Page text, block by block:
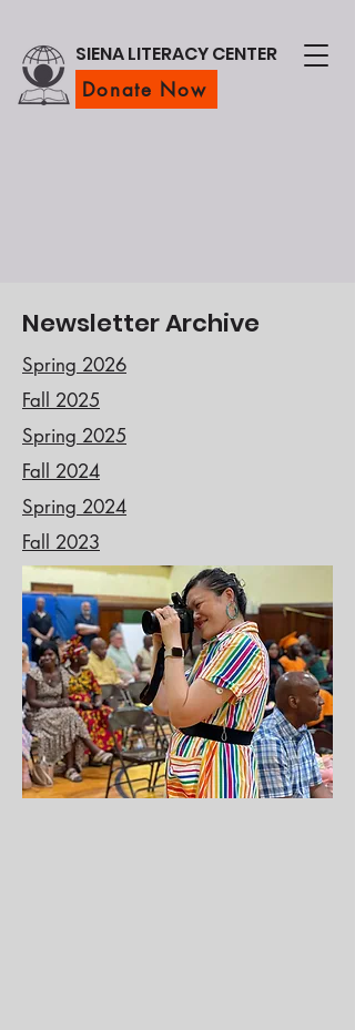
SIENA LITERACY CENTER
Donate Now
Newsletter Archive
Spring 2026
Fall 2025
Spring 2025
Fall 2024
Spring 2024
Fall 2023